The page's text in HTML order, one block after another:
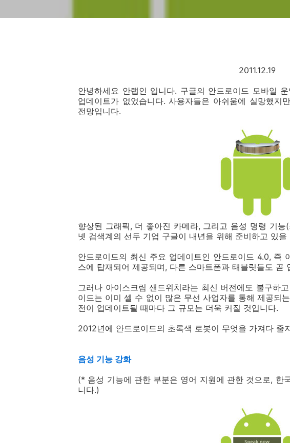
2011.12.19
안녕하세요 안랩인 입니다. 구글의 안드로이드 모바일
업데이트가 없었습니다. 사용자들은 아쉬움에 실망했
전망입니다.
향상된 그래픽, 더 좋아진 카메라, 그리고 음성 명령 기
넷 검색계의 선두 기업 구글이 내년을 위해 준비하고 있을
안드로이드의 최신 주요 업데이트인 안드로이드 4.0, 즉
스에 탑재되어 제공되며, 다른 스마트폰과 태블릿들도 곧
그러나 아이스크림 샌드위치라는 최신 버전에도 불구하
이드는 이미 셀 수 없이 많은 무선 사업자를 통해 제공되
전이 업데이트될 때마다 그 규모는 더욱 커질 것입니다.
2012년에 안드로이드의 초록색 로봇이 무엇을 가져다 줄
음성 기능 강화
(* 음성 기능에 관한 부분은 영어 지원에 관한 것으로, 한
니다.)